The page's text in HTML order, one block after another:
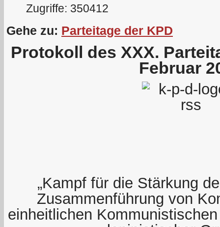
Zugriffe: 350412
Gehe zu: Parteitage der KPD
Protokoll des XXX.
Februar
„Kampf für die Stärkung
Zusammenführung von
einheitlichen